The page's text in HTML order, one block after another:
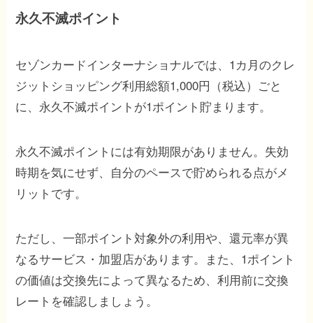
永久不滅ポイント
セゾンカードインターナショナルでは、1カ月のクレ
ジットショッピング利用総額1,000円（税込）ごと
に、永久不滅ポイントが1ポイント貯まります。
永久不滅ポイントには有効期限がありません。失効
時期を気にせず、自分のペースで貯められる点がメ
リットです。
ただし、一部ポイント対象外の利用や、還元率が異
なるサービス・加盟店があります。また、1ポイント
の価値は交換先によって異なるため、利用前に交換
レートを確認しましょう。